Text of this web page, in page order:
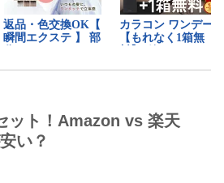
ット！Amazon vs 楽天
い？